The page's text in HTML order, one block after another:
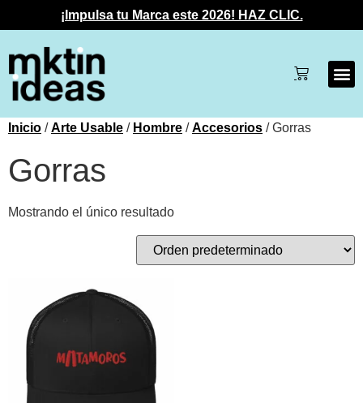
¡Impulsa tu Marca este 2026! HAZ CLIC.
Inicio /Arte Usable / Hombre /Accesorios / Gorras
Gorras
Mostrando el único resultado